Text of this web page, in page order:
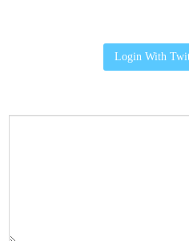
Login With